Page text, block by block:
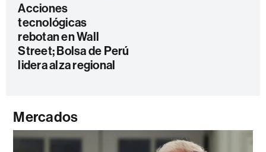
Acciones
tecnológicas
rebotan en Wall
Street; Bolsa de Perú
lidera alza regional
Mercados